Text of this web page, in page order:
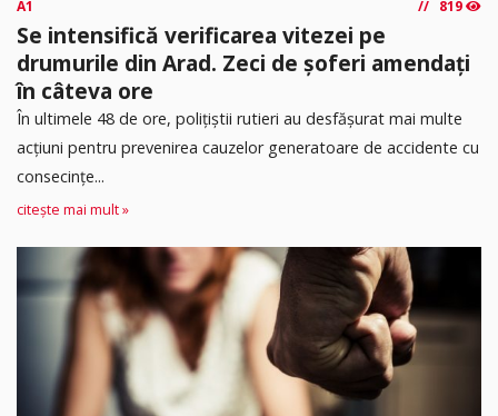
A1 819
Se intensifică verificarea vitezei pe
drumurile din Arad. Zeci de șoferi amendați
în câteva ore
În ultimele 48 de ore, polițiștii rutieri au desfășurat mai multe
acțiuni pentru prevenirea cauzelor generatoare de accidente cu
consecințe...
citește mai mult »